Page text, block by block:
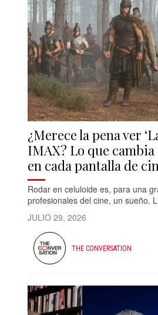
¿Merece la pena ver
IMAX? Lo que cambia
en cada pantalla de
Rodar en celuloide es, para una
profesionales del cine, un sueño.
JULIO 29, 2026
THE CONVERSATION